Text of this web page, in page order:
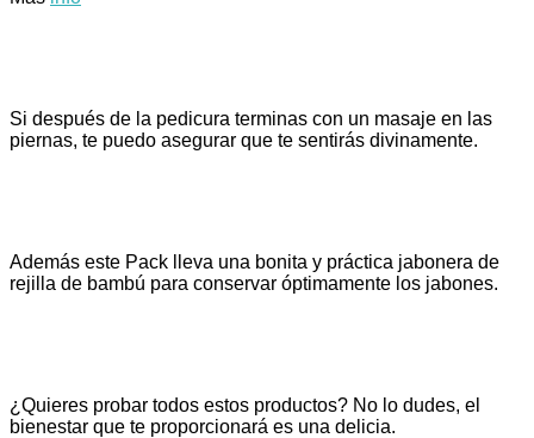
Si después de la pedicura terminas con un masaje en las
piernas, te puedo asegurar que te sentirás divinamente.
Además este Pack lleva una bonita y práctica jabonera de
rejilla de bambú para conservar óptimamente los jabones.
¿Quieres probar todos estos productos? No lo dudes, el
bienestar que te proporcionará es una delicia.